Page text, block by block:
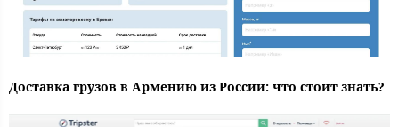
Доставка грузов в Армению из России: что стоит знать?